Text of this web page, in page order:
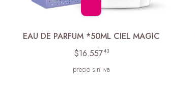
EAU DE PARFUM *50ML CIEL MAGIC
$16.55743
precio sin iva